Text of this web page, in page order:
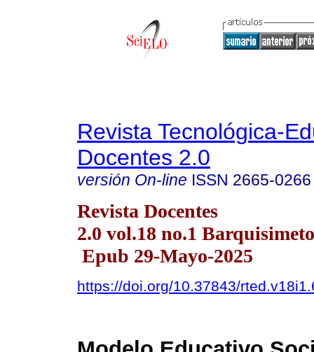
Revista Tecnológica-
Docentes 2.0
versión On-line ISSN 2665-0266
Revista Docentes
2.0 vol.18 no.1
Epub 29-Mayo-2025
https://doi.org/10.37843/